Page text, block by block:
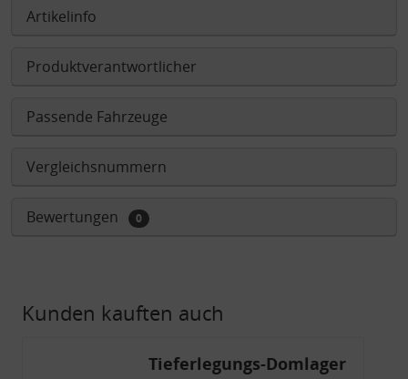
Artikelinfo
Produktverantwortlicher
Passende Fahrzeuge
Vergleichsnummern
Bewertungen 0
Kunden kauften auch
Tieferlegungs-Domlager